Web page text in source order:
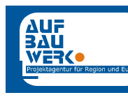
Inhalt
springen